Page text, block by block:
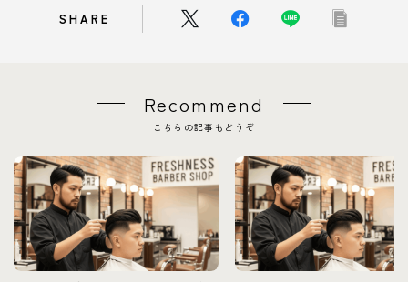
SHARE
Recommend
こちらの記事もどうぞ